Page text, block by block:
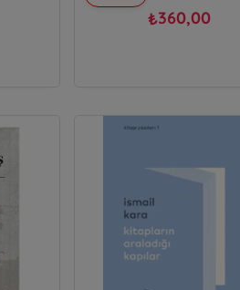
₺360,00